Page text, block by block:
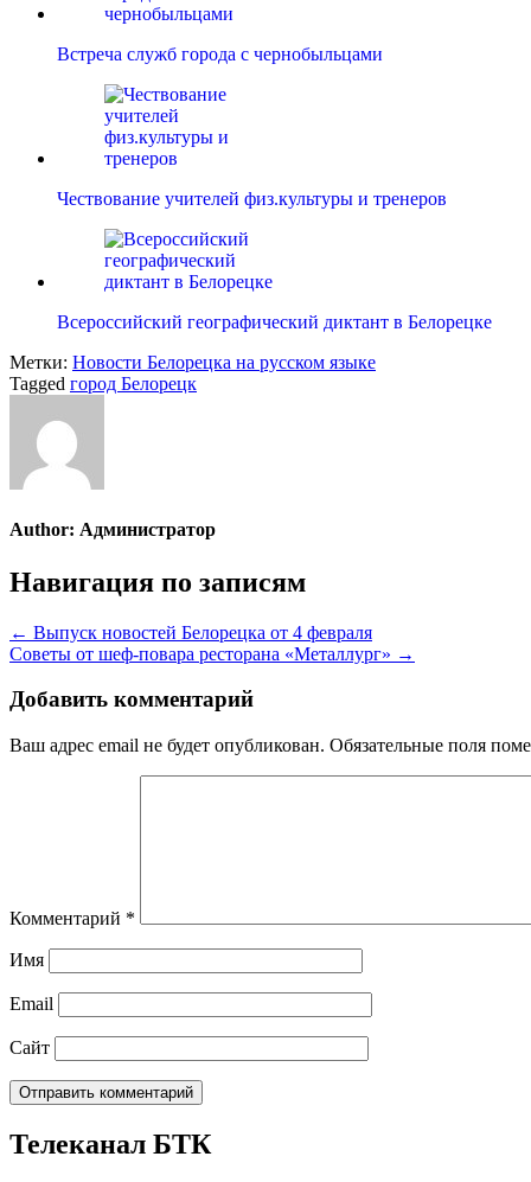
Встреча служб города с чернобыльцами
Чествование учителей физ.культуры и тренеров
Всероссийский географический диктант в Белорецке
Метки: Новости Белорецка на русском языке
Tagged город Белорецк
Author: Администратор
Навигация по записям
← Выпуск новостей Белорецка от 4 февраля
Советы от шеф-повара ресторана «Металлург» →
Добавить комментарий
Ваш адрес email не будет опубликован. Обязательные поля
Комментарий *
Имя
Email
Сайт
Телеканал БТК